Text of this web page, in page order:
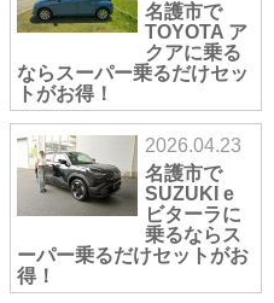
名護市で
TOYOTA ア
クアに乗る
ならスーパー乗るだけセッ
トがお得！
2026.04.23
名護市で
SUZUKI e
ビターラに
乗るならス
ーパー乗るだけセットがお
得！